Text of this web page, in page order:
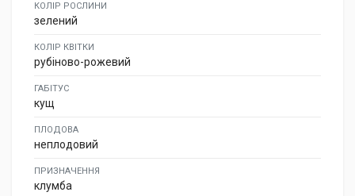
КОЛІР РОСЛИНИ
зелений
КОЛІР КВІТКИ
рубіново-рожевий
ГАБІТУС
кущ
ПЛОДОВА
неплодовий
ПРИЗНАЧЕННЯ
клумба